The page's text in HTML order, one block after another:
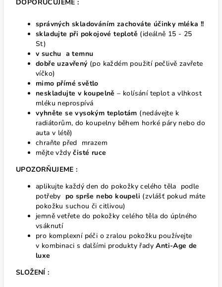
DOPORUČUJEME :
správných skladováním zachováte účinky mléka !!
skladujte při pokojové teplotě (ideálně 15 - 25
St)
v suchu a temnu
dobře uzavřený (po každém použití pečlivě zavřete
víčko)
mimo přímé světlo
neskladujte v koupelně – kolísání teplot a vlhkost
mléku neprospívá
vyhněte se vysokým teplotám (nedávejte k
radiátorům, do koupelny během horké páry nebo do
auta v létě)
chraňte před mrazem
mějte vždy čisté ruce
UPOZORŇUJEME :
aplikujte každý den do pokožky celého těla podle
potřeby po sprše nebo koupeli (zvlášť pokud máte
pokožku suchou či citlivou)
jemně vetřete do pokožky celého těla do úplného
vsáknutí
pro komplexní péči o zralou pokožku používejte
v kombinaci s dalšími produkty řadyAnti-Age de
luxe
SLOŽENÍ :